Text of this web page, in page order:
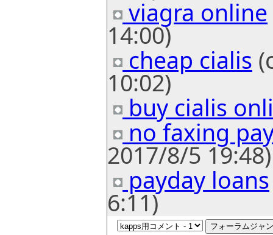
viagra online
14:00)
cheap cialis
10:02)
buy cialis
no faxing
2017/8/5 19:48)
payday loans
6:11)